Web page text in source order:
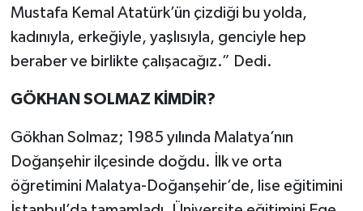
Mustafa Kemal Atatürk’ün çizdiği bu yolda,
kadınıyla, erkeğiyle, yaşlısıyla, genciyle hep
beraber ve birlikte çalışacağız.” Dedi.
GÖKHAN SOLMAZ KİMDİR?
Gökhan Solmaz; 1985 yılında Malatya’nın
Doğanşehir ilçesinde doğdu. İlk ve orta
öğretimini Malatya-Doğanşehir’de, lise eğitimini